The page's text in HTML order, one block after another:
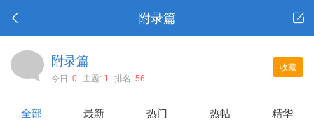
附录篇
收藏
附录篇
今日: 0 主题: 1 排名: 56
全部 最新 热门 热帖 精华